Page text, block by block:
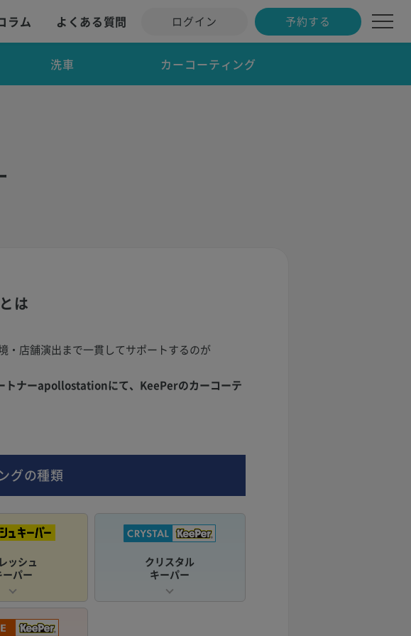
ラム よくある質問 ログイン 予約する
洗車 カーコーティング
は
・店舗演出まで一貫してサポートするのが
トナーapollostationにて、KeePerのカーコーテ
グの種類
ッシュ
ーパー
クリスタル
キーパー